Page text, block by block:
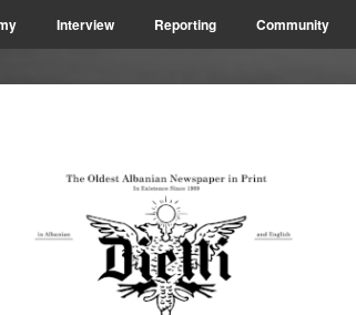
Interview Reporting Community